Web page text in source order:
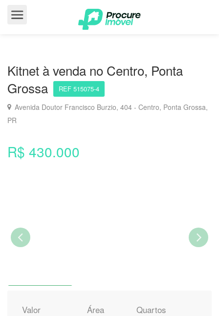
Kitnet à venda no Centro, Ponta
Grossa
REF 515075-4
Avenida Doutor Francisco Burzio, 404 - Centro, Ponta Grossa,
PR
R$ 430.000
Valor
Área
Quartos